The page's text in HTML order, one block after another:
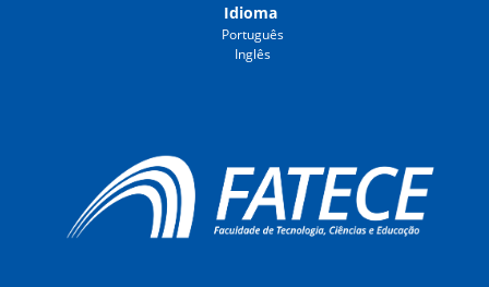
Idioma
Português
Inglês